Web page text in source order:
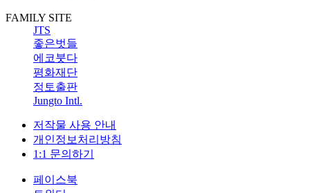
FAMILY SITE
JTS
좋은벗들
에코붓다
평화재단
정토출판
Jungto Intl.
저작물 사용 안내
개인정보처리방침
1:1 문의하기
페이스북